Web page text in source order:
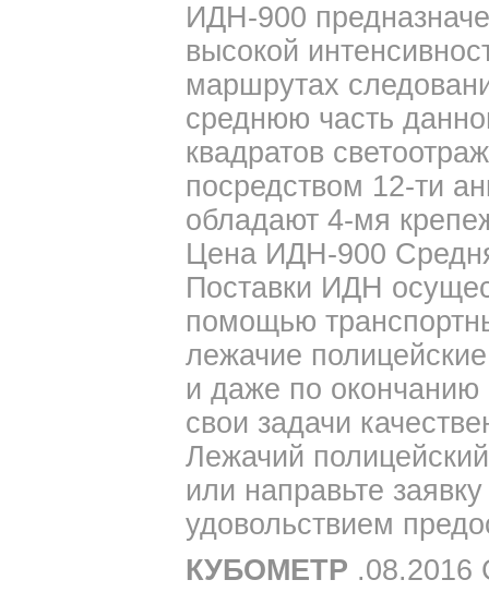
ИДН-900
высокой
маршрутах
среднюю часть
квадратов
посредством 12-ти
обладают 4-мя
Цена ИДН-900
Поставки ИДН
помощью
лежачие
и даже по окончанию
свои задачи
Лежачий
или направьте
удовольствием
КУБОМЕТР .08.2016